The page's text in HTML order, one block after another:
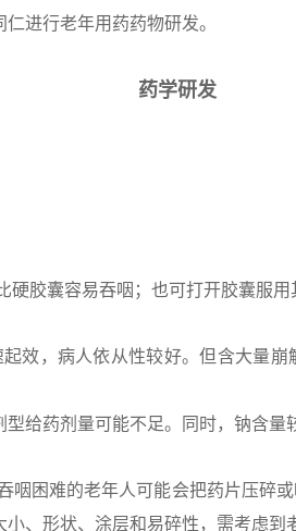
进行老年用药药物研发。
药学研发
硬胶囊容易吞咽；也可打开胶囊服用
效，病人依从性较好。但含大量
给药剂量可能不足。同时，钠含量
咽困难的老年人可能会把药片压碎
、形状、涂层和易碎性，需考虑到